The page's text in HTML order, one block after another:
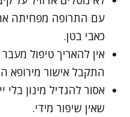
עם התרופה מפחיתה את
כאבי בטן.
אין להאריך טיפול
התקבל אישור מירופא
אסור להגדיל מינון
שאין שיפור מידי.